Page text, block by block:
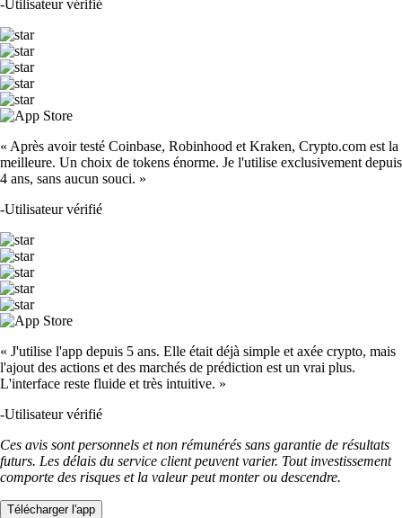
-Utilisateur vérifié
« Après avoir testé Coinbase, Robinhood et Kraken, Crypto.com est la
meilleure. Un choix de tokens énorme. Je l'utilise exclusivement depuis
4 ans, sans aucun souci. »
-Utilisateur vérifié
« J'utilise l'app depuis 5 ans. Elle était déjà simple et axée crypto, mais
l'ajout des actions et des marchés de prédiction est un vrai plus.
L'interface reste fluide et très intuitive. »
-Utilisateur vérifié
Ces avis sont personnels et non rémunérés sans garantie de résultats
futurs. Les délais du service client peuvent varier. Tout investissement
comporte des risques et la valeur peut monter ou descendre.
Télécharger l'app